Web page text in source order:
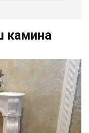
камина